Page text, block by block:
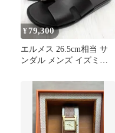
¥ 79,300
エルメス 26.5cm相当 サ
ンダル メンズ イズミー